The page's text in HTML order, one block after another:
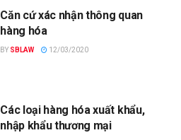
Căn cứ xác nhận thông quan
hàng hóa
BY SBLAW 12/03/2020
Các loại hàng hóa xuất khẩu,
nhập khẩu thương mại